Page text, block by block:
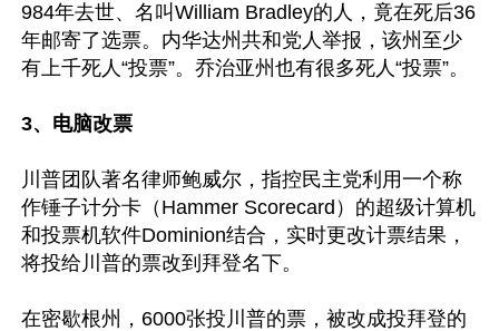
984年去世、名叫William Bradley的人，竟在死后36
年邮寄了选票。内华达州共和党人举报，该州至少
有上千死人“投票”。乔治亚州也有很多死人“投票”。
3、电脑改票
川普团队著名律师鲍威尔，指控民主党利用一个称
作锤子计分卡（Hammer Scorecard）的超级计算机
和投票机软件Dominion结合，实时更改计票结果，
将投给川普的票改到拜登名下。
在密歇根州，6000张投川普的票，被改成投拜登的